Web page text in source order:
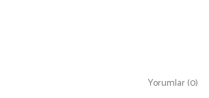
Yorumlar (0)